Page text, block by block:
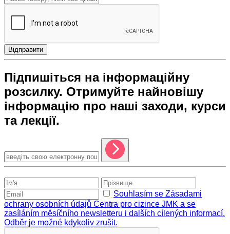
Відправити
Підпишіться на інформаційну
розсилку. Отримуйте найновішу
інформацію про наші заходи, курси
та лекції.
Souhlasím se Zásadami
ochrany osobních údajů Centra pro cizince JMK a se
zasíláním měsíčního newsletteru i dalších cílených informací.
Odběr je možné kdykoliv zrušit.